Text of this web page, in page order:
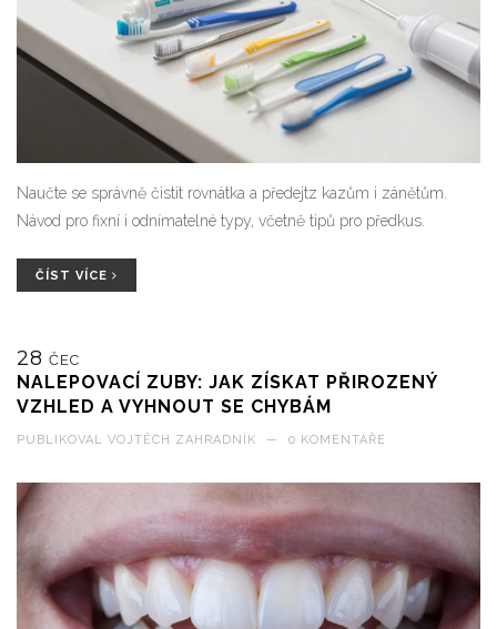
Naučte se správně čistit rovnátka a předejtz kazům i zánětům.
Návod pro fixní i odnímatelné typy, včetně tipů pro předkus.
ČÍST VÍCE
28 ČEC
NALEPOVACÍ ZUBY: JAK ZÍSKAT PŘIROZENÝ
VZHLED A VYHNOUT SE CHYBÁM
PUBLIKOVAL VOJTĚCH ZAHRADNÍK — 0 KOMENTÁŘE